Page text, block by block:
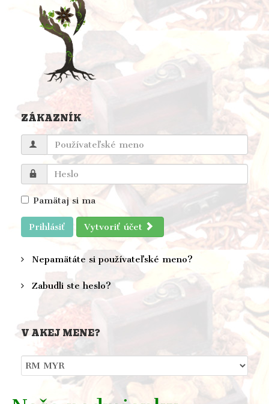
ZÁKAZNÍK
Pamätaj si ma
Prihlásiť Vytvoriť účet
Nepamätáte si používateľské meno?
Zabudli ste heslo?
V AKEJ MENE?